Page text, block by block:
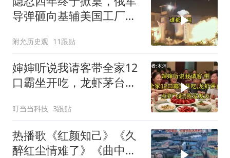
导弹砸向基辅美国工厂，
附允历史观 11跟贴
婶婶听说我请客带全家12
口霸坐开吃，龙虾茅台点
叮当当科技 3跟贴
热播歌《红颜知己》《久
醉红尘情难了》《曲中